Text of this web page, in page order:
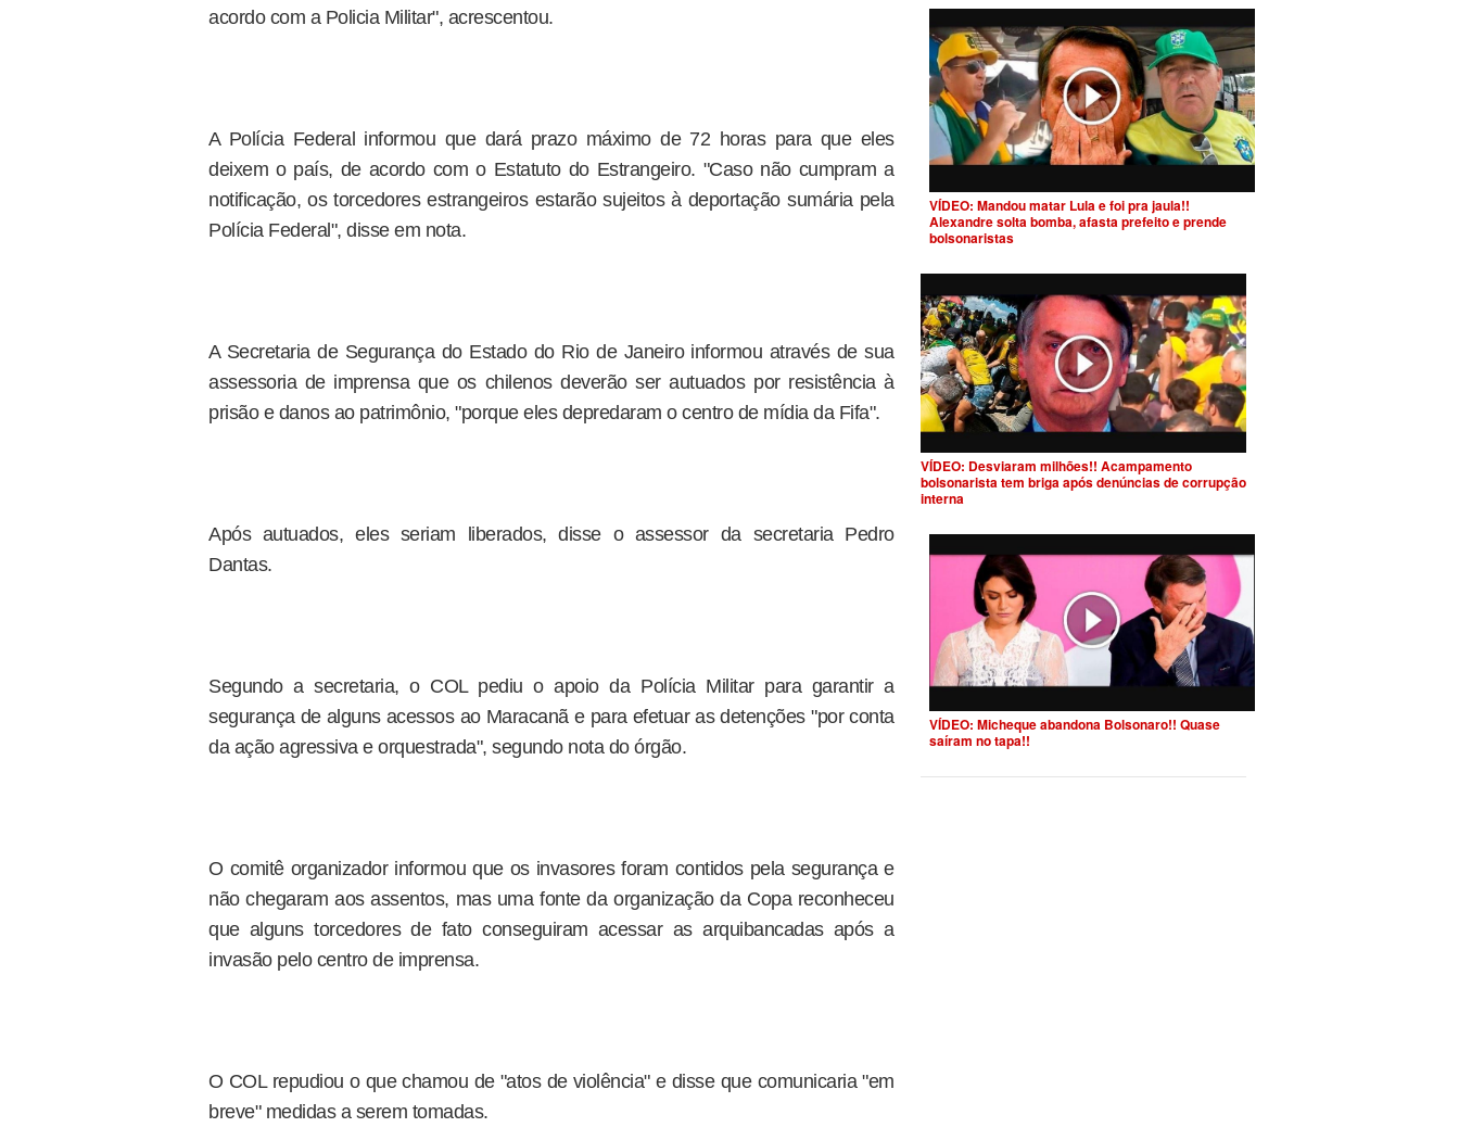
acordo com a Policia Militar", acrescentou.
A Polícia Federal informou que dará prazo máximo de 72 horas para que eles
deixem o país, de acordo com o Estatuto do Estrangeiro. "Caso não cumpram a
notificação, os torcedores estrangeiros estarão sujeitos à deportação sumária pela
Polícia Federal", disse em nota.
A Secretaria de Segurança do Estado do Rio de Janeiro informou através de sua
assessoria de imprensa que os chilenos deverão ser autuados por resistência à
prisão e danos ao patrimônio, "porque eles depredaram o centro de mídia da Fifa".
Após autuados, eles seriam liberados, disse o assessor da secretaria Pedro
Dantas.
Segundo a secretaria, o COL pediu o apoio da Polícia Militar para garantir a
segurança de alguns acessos ao Maracanã e para efetuar as detenções "por conta
da ação agressiva e orquestrada", segundo nota do órgão.
O comitê organizador informou que os invasores foram contidos pela segurança e
não chegaram aos assentos, mas uma fonte da organização da Copa reconheceu
que alguns torcedores de fato conseguiram acessar as arquibancadas após a
invasão pelo centro de imprensa.
O COL repudiou o que chamou de "atos de violência" e disse que comunicaria "em
breve" medidas a serem tomadas.
VÍDEO: Mandou matar Lula e foi pra jaula!!
Alexandre solta bomba, afasta prefeito e prende
bolsonaristas
VÍDEO: Desviaram milhões!! Acampamento
bolsonarista tem briga após denúncias de corrupção
interna
VÍDEO: Micheque abandona Bolsonaro!! Quase
saíram no tapa!!